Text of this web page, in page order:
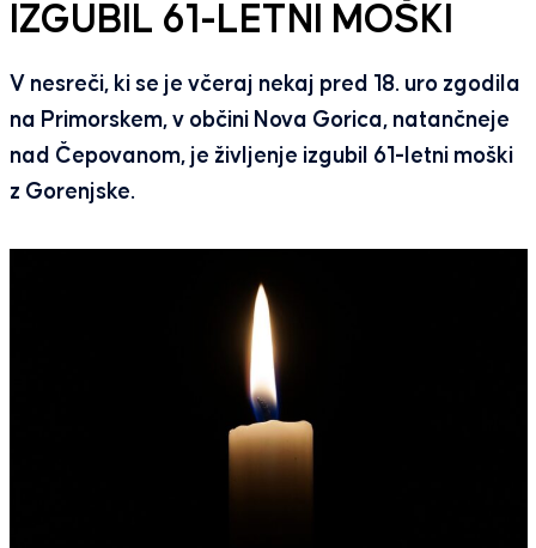
IZGUBIL 61-LETNI MOŠKI
V nesreči, ki se je včeraj nekaj pred 18. uro zgodila
na Primorskem, v občini Nova Gorica, natančneje
nad Čepovanom, je življenje izgubil 61-letni moški
z Gorenjske.